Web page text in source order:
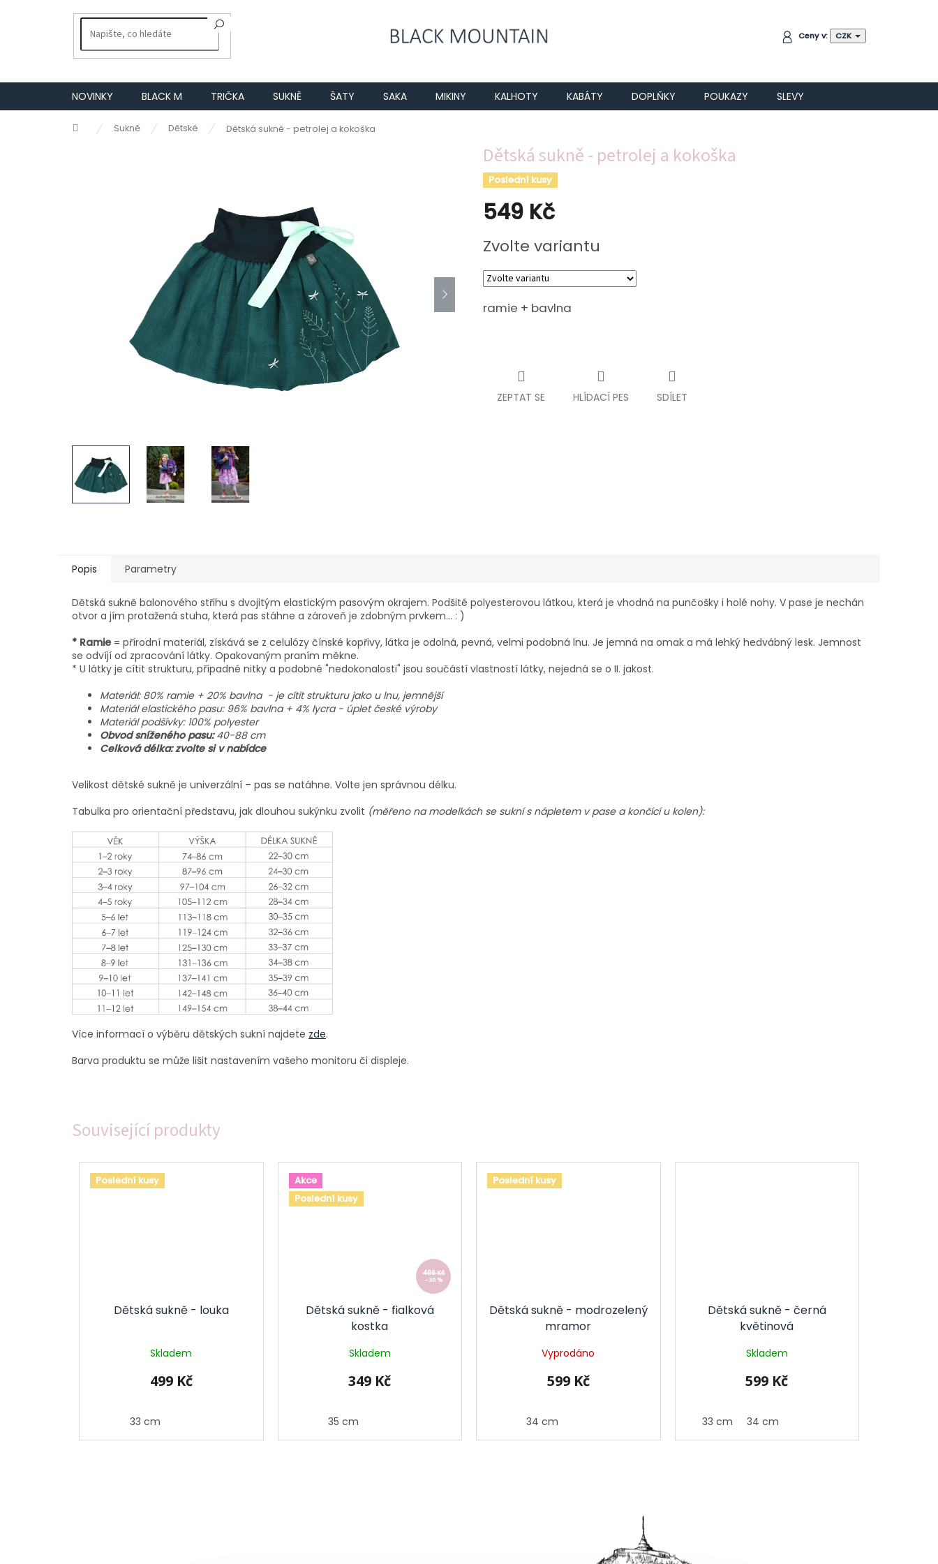
NÁKUPNÍCeny v: CZK
NOVINKY BLACK M TRIČKA SUKNĚ ŠATY SAKA MIKINY KALHOTY KABÁTY DOPLŇKY POUKAZY SLEVY
Domů Sukně Dětské Dětská sukně - petrolej a kokoška
Dětská sukně - petrolej a kokoška
Poslední kusy
549 Kč
cena:
Zvolte variantu
ramie + bavlna
ZEPTAT SE HLÍDACÍ PES SDÍLET
Související produkty
Poslední kusy
Dětská sukně - louka
Skladem
499 Kč
33 cm
Akce
Poslední kusy
499 Kč
–30 %
Dětská sukně - fialková
kostka
Skladem
349 Kč
35 cm
Poslední kusy
Dětská sukně - modrozelený
mramor
Vyprodáno
599 Kč
34 cm
Dětská sukně - černá
květinová
Skladem
599 Kč
33 cm 34 cm
Popis Parametry
Dětská sukně balonového střihu s dvojitým elastickým pasovým okrajem. Podšité polyesterovou látkou, která je vhodná na punčošky i holé nohy. V pase je nechán
otvor a jím protažená stuha, která pas stáhne a zároveň je zdobným prvkem… : )
* Ramie= přírodní materiál, získává se z celulózy čínské kopřivy, látka je odolná, pevná, velmi podobná lnu. Je jemná na omak a má lehký hedvábný lesk. Jemnost
se odvíjí od zpracování látky. Opakovaným praním měkne.
* U látky je cítit strukturu, případné nitky a podobné "nedokonalosti" jsou součástí vlastností látky, nejedná se o II. jakost.
Materiál:80% ramie + 20% bavlna - je cítit strukturu jako u lnu, jemnější
Materiál elastického pasu: 96% bavlna + 4% lycra - úplet české výroby
Materiál podšívky: 100% polyester
Obvod sníženého pasu: 40-88 cm
Celková délka: zvolte si v nabídce
Velikost dětské sukně je univerzální – pas se natáhne. Volte jen správnou délku.
Tabulka pro orientační představu, jak dlouhou sukýnku zvolit (měřeno na modelkách se sukní s nápletem v pase a končící u kolen):
Více informací o výběru dětských sukní najdete zde.
Barva produktu se může lišit nastavením vašeho monitoru či displeje.